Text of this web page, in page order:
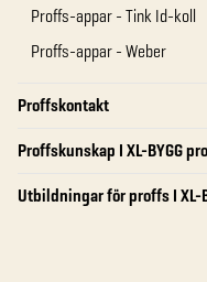
Proffs-appar - Tink Id-koll
Proffs-appar - Weber
Proffskontakt
Proffskunskap I XL-BYGG
Utbildningar för proffs I XL-